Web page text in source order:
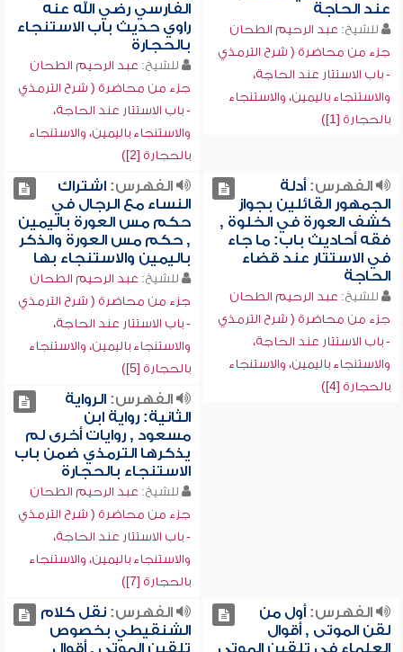
عند الحاجة
للشيخ: عبد الرحيم الطحان
جزء من محاضرة ( شرح الترمذي
- باب الاستتار عند الحاجة،
والاستنجاء باليمين، والاستنجاء
بالحجارة [1])
الفارسي رضي الله عنه
راوي حديث باب الاستنجاء
بالحجارة
للشيخ: عبد الرحيم الطحان
جزء من محاضرة ( شرح الترمذي
- باب الاستتار عند الحاجة،
والاستنجاء باليمين، والاستنجاء
بالحجارة [2])
الفهرس:أدلة
الجمهور القائلين بجواز
كشف العورة في الخلوة ,
فقه أحاديث باب: ما جاء
في الاستتار عند قضاء
الحاجة
للشيخ: عبد الرحيم الطحان
جزء من محاضرة ( شرح الترمذي
- باب الاستتار عند الحاجة،
والاستنجاء باليمين، والاستنجاء
بالحجارة [4])
الفهرس:اشتراك
النساء مع الرجال في
حكم مس العورة باليمين
, حكم مس العورة والذكر
باليمين والاستنجاء بها
للشيخ: عبد الرحيم الطحان
جزء من محاضرة ( شرح الترمذي
- باب الاستتار عند الحاجة،
والاستنجاء باليمين، والاستنجاء
بالحجارة [5])
الفهرس:الرواية
الثانية: رواية ابن
مسعود , روايات أخرى لم
يذكرها الترمذي ضمن باب
الاستنجاء بالحجارة
للشيخ: عبد الرحيم الطحان
جزء من محاضرة ( شرح الترمذي
- باب الاستتار عند الحاجة،
والاستنجاء باليمين، والاستنجاء
بالحجارة [7])
الفهرس:أول من
لقن الموتى , أقوال
العلماء في تلقين الموتى
الفهرس:نقل كلام
الشنقيطي بخصوص
تلقين الموتى , أقوال